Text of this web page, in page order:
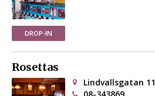
DROP-IN
Rosettas
Lindvallsgatan 11